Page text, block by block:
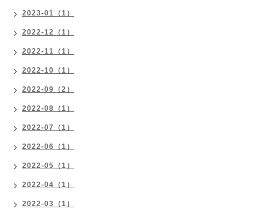
2023-01（1）
2022-12（1）
2022-11（1）
2022-10（1）
2022-09（2）
2022-08（1）
2022-07（1）
2022-06（1）
2022-05（1）
2022-04（1）
2022-03（1）